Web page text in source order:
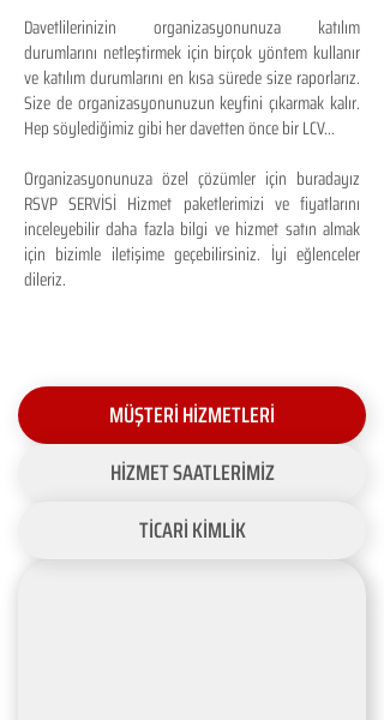
Davetlilerinizin organizasyonunuza katılım
durumlarını netleştirmek için birçok yöntem kullanır
ve katılım durumlarını en kısa sürede size raporlarız.
Size de organizasyonunuzun keyfini çıkarmak kalır.
Hep söylediğimiz gibi her davetten önce bir LCV...
Organizasyonunuza özel çözümler için buradayız
RSVP SERVİSİ Hizmet paketlerimizi ve fiyatlarını
inceleyebilir daha fazla bilgi ve hizmet satın almak
için bizimle iletişime geçebilirsiniz. İyi eğlenceler
dileriz.
MÜŞTERİ HİZMETLERİ
HİZMET SAATLERİMİZ
TİCARİ KİMLİK